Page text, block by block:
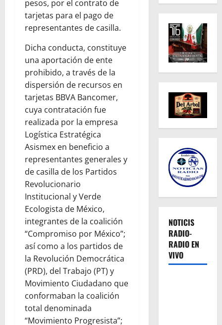
pesos, por el contrato de
tarjetas para el pago de
representantes de casilla.
Dicha conducta, constituye
una aportación de ente
prohibido, a través de la
dispersión de recursos en
tarjetas BBVA Bancomer,
cuya contratación fue
realizada por la empresa
Logística Estratégica
Asismex en beneficio a
representantes generales y
de casilla de los Partidos
Revolucionario
Institucional y Verde
Ecologista de México,
integrantes de la coalición
“Compromiso por México”;
así como a los partidos de
la Revolución Democrática
(PRD), del Trabajo (PT) y
Movimiento Ciudadano que
conformaban la coalición
total denominada
“Movimiento Progresista”;
NOTICIS
RADIO-
RADIO EN
VIVO